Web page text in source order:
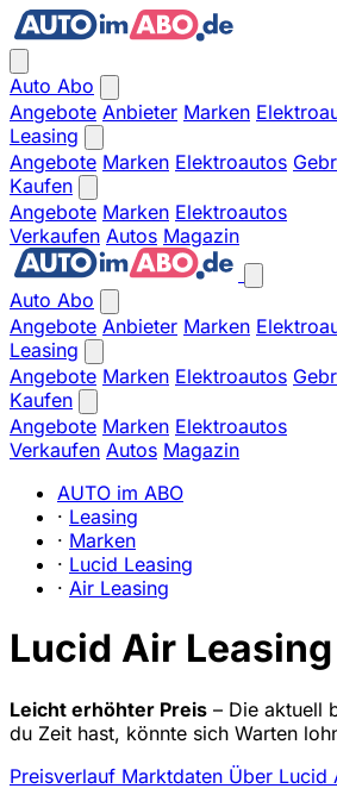
Auto Abo
Angebote Anbieter Marken
Leasing
Angebote Marken Elektroautos
Kaufen
Angebote Marken Elektroautos
Verkaufen Autos Magazin
Auto Abo
Angebote Anbieter Marken
Leasing
Angebote Marken Elektroautos
Kaufen
Angebote Marken Elektroautos
Verkaufen Autos Magazin
AUTO im ABO
· Leasing
· Marken
· Lucid Leasing
· Air Leasing
Lucid Air
Leicht erhöhter Preis – Die aktuell
du Zeit hast, könnte sich Warten
Preisverlauf Marktdaten Über Lucid